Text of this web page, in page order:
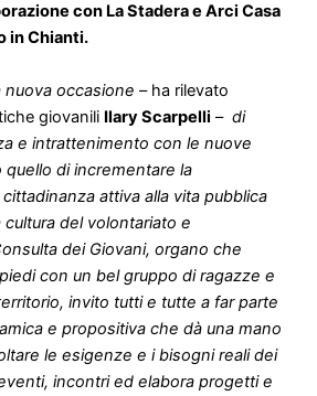
con La Stadera e Arci Casa
in Chianti.
nuova occasione – ha rilevato
giovanili Ilary Scarpelli – di
e intrattenimento con le nuove
di incrementare la
attiva alla vita pubblica
del volontariato e
dei Giovani, organo che
con un bel gruppo di ragazze e
invito tutti e tutte a far parte
e propositiva che dà una mano
le esigenze e i bisogni reali dei
incontri ed elabora progetti e